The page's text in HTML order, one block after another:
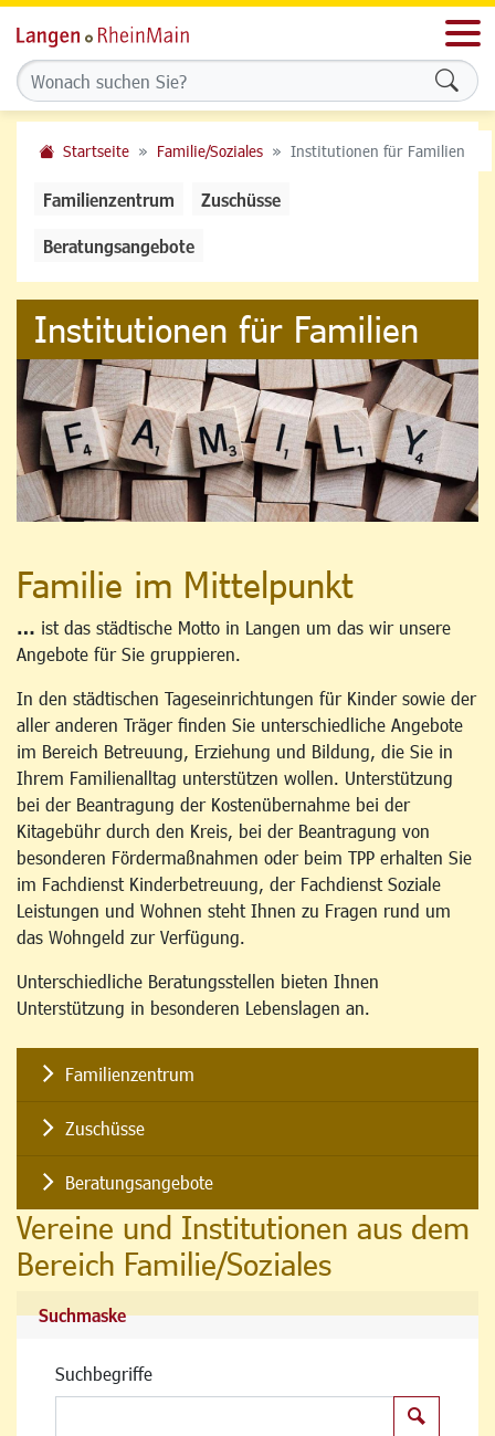
Startseite Familie/Soziales Institutionen für Familien
Familienzentrum Zuschüsse
Beratungsangebote
Institutionen für Familien
Familie im Mittelpunkt
… ist das städtische Motto in Langen um das wir unsere
Angebote für Sie gruppieren.
In den städtischen Tageseinrichtungen für Kinder sowie der
aller anderen Träger finden Sie unterschiedliche Angebote
im Bereich Betreuung, Erziehung und Bildung, die Sie in
Ihrem Familienalltag unterstützen wollen. Unterstützung
bei der Beantragung der Kostenübernahme bei der
Kitagebühr durch den Kreis, bei der Beantragung von
besonderen Fördermaßnahmen oder beim TPP erhalten Sie
im Fachdienst Kinderbetreuung, der Fachdienst Soziale
Leistungen und Wohnen steht Ihnen zu Fragen rund um
das Wohngeld zur Verfügung.
Unterschiedliche Beratungsstellen bieten Ihnen
Unterstützung in besonderen Lebenslagen an.
Familienzentrum
Zuschüsse
Beratungsangebote
Vereine und Institutionen aus dem
Bereich Familie/Soziales
Suchmaske
Suchbegriffe